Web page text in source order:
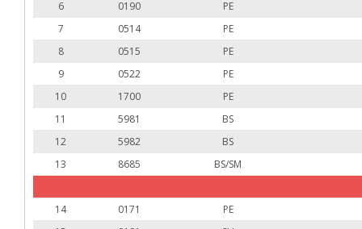
6
0190
PE
7
0514
PE
8
0515
PE
9
0522
PE
10
1700
PE
11
5981
BS
12
5982
BS
13
8685 BS/SM
14 0171
PE